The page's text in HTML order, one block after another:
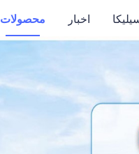
محصولات اخبار